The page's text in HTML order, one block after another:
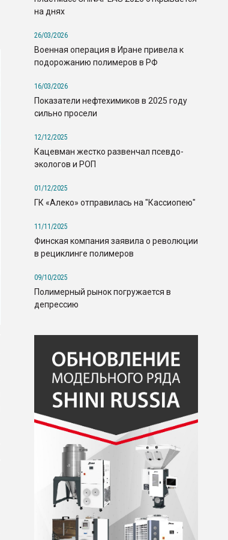
на днях
26/03/2026
Военная операция в Иране привела к
подорожанию полимеров в РФ
16/03/2026
Показатели нефтехимиков в 2025 году
сильно просели
12/12/2025
Кацевман жестко развенчал псевдо-
экологов и РОП
01/12/2025
ГК «Алеко» отправилась на "Кассиопею"
11/11/2025
Финская компания заявила о революции
в рециклинге полимеров
09/10/2025
Полимерный рынок погружается в
депрессию